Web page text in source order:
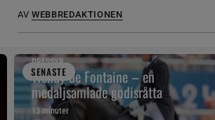
AV WEBBREDAKTIONEN
SENASTE
DRESSYR
Wendy de Fontaine – en
medaljsamlade godisråtta
13 minuter